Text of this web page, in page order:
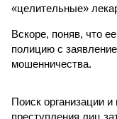
«целительные»
Вскоре, поняв, что
полицию с
мошенничества.
Поиск организации
преступления лиц